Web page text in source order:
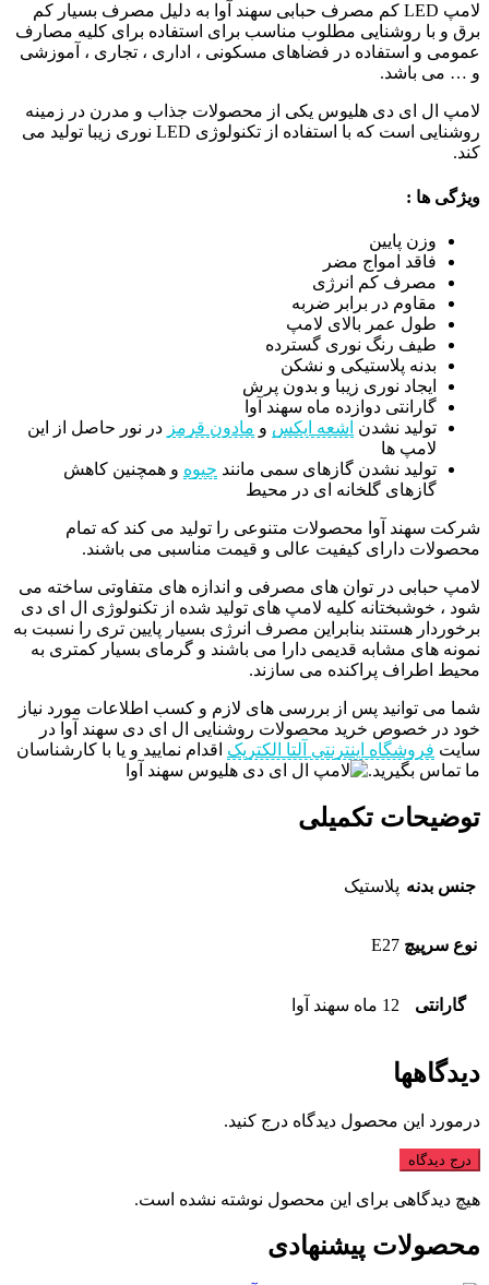
لامپ LED کم مصرف حبابی سهند آوا به دلیل مصرف بسیار کم
برق و با روشنایی مطلوب مناسب برای استفاده برای کلیه مصارف
عمومی و استفاده در فضاهای مسکونی ، اداری ، تجاری ، آموزشی
و … می باشد.
لامپ ال ای دی هلیوس یکی از محصولات جذاب و مدرن در زمینه
روشنایی است که با استفاده از تکنولوژی LED نوری زیبا تولید می
کند.
ویژگی ها :
وزن پایین
فاقد امواج مضر
مصرف کم انرژی
مقاوم در برابر ضربه
طول عمر بالای لامپ
طیف رنگ نوری گسترده
بدنه پلاستیکی و نشکن
ایجاد نوری زیبا و بدون پرش
گارانتی دوازده ماه سهند آوا
تولید نشدن اشعه ایکس و مادون قرمز در نور حاصل از این
لامپ ها
تولید نشدن گازهای سمی مانند جیوه و همچنین کاهش
گازهای گلخانه ای در محیط
شرکت سهند آوا محصولات متنوعی را تولید می کند که تمام
محصولات دارای کیفیت عالی و قیمت مناسبی می باشند.
لامپ حبابی در توان های مصرفی و اندازه های متفاوتی ساخته می
شود ، خوشبختانه کلیه لامپ های تولید شده از تکنولوژی ال ای دی
برخوردار هستند بنابراین مصرف انرژی بسیار پایین تری را نسبت به
نمونه های مشابه قدیمی دارا می باشند و گرمای بسیار کمتری به
محیط اطراف پراکنده می سازند.
شما می توانید پس از بررسی های لازم و کسب اطلاعات مورد نیاز
خود در خصوص خرید محصولات روشنایی ال ای دی سهند آوا در
سایت فروشگاه اینترنتی آلتا الکتریک اقدام نمایید و یا با کارشناسان
ما تماس بگیرید.
توضیحات تکمیلی
جنس بدنه پلاستیک
نوع سرپیچ E27
گارانتی 12 ماه سهند آوا
دیدگاهها
درمورد این محصول دیدگاه درج کنید.
درج دیدگاه
هیچ دیدگاهی برای این محصول نوشته نشده است.
محصولات پیشنهادی